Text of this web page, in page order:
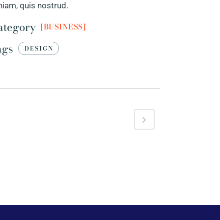
BUSINESS
DESIGN
quis nostrud.